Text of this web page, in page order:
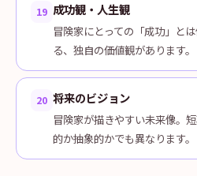
19 成功観・人生観
冒険家にとっての「成功」と
る、独自の価値観があります。
20 将来のビジョン
冒険家が描きやすい未来像。
的か抽象的かでも異なります。